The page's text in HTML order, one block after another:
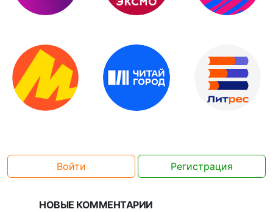
Войти Регистрация
НОВЫЕ КОММЕНТАРИИ